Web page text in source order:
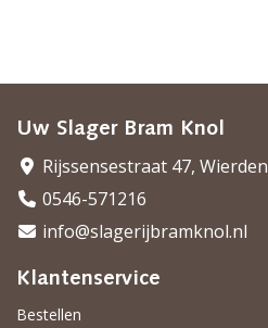
Uw Slager Bram Knol
Rijssensestraat 47, Wierden
0546-571216
info@slagerijbramknol.nl
Klantenservice
Bestellen